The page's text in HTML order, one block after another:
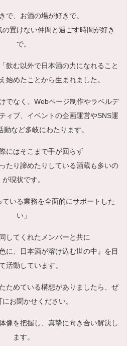
で、お酒の場が好きで。
置けない仲間と過ごす時間が好き
で。
飲む以外で日本酒の力になれること
始めたことから生まれました。
でなく、Webページ制作やラベルデ
ィブ、イベントの企画運営やSNS運
動など多岐にわたります。
にはそこまで手が回らず
たり諦めたりしている酒蔵も多いの
が現状です。
ている業務を全面的にサポートした
い」
してくれたメンバーと共に
に、日本酒が溶け込む世の中』を目
活動しています。
ためている構想がありましたら、 ぜ
お聞かせください。
像を把握し、真摯に向き合い解決し
ます。